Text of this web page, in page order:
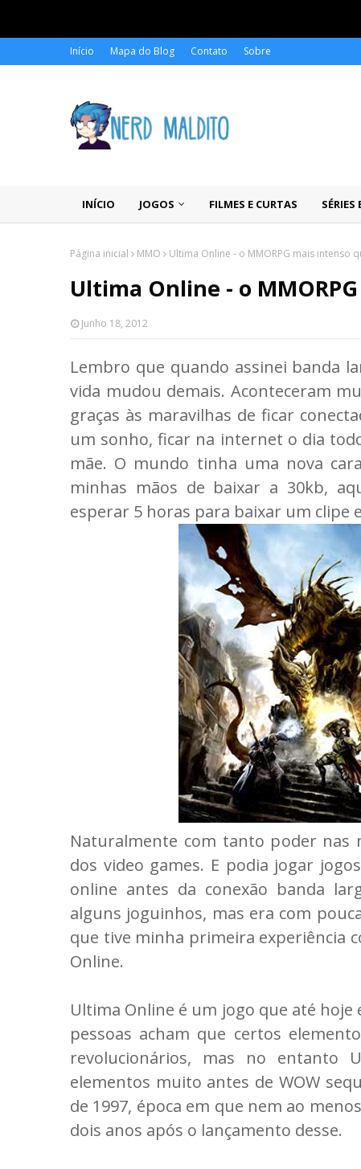
Início Mapa do Blog Contato Sobre
INÍCIO JOGOS FILMES E CURTAS SÉRIES
Página inicial MMO Ultima Online - o MMORPG mais intenso
Ultima Online - o
Junho 18, 2012
Lembro que quando assinei banda
vida mudou demais. Aconteceram
graças às maravilhas de ficar
um sonho, ficar na internet o dia
mãe. O mundo tinha uma nova
minhas mãos de baixar a 30kb,
esperar 5 horas para baixar um clipe
Naturalmente com tanto poder nas
dos video games. E podia jogar
online antes da conexão banda
alguns joguinhos, mas era com
que tive minha primeira experiência
Online.
Ultima Online é um jogo que até
pessoas acham que certos
revolucionários, mas no entanto
elementos muito antes de WOW
de 1997, época em que nem ao menos
dois anos após o lançamento desse.